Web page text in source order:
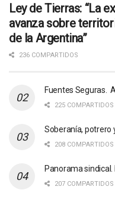
Ley de Tierras: “La
avanza sobre
de la Argentina”
236 COMPARTIDOS
Fuentes Seguras.
225 COMPARTIDOS
Soberanía, potrero
208 COMPARTIDOS
Panorama
207 COMPARTIDOS